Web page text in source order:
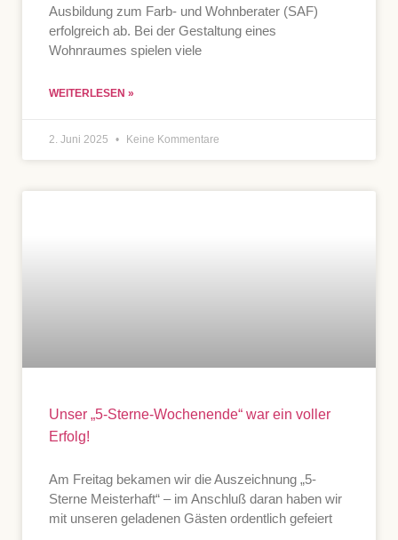
Ausbildung zum Farb- und Wohnberater (SAF)
erfolgreich ab. Bei der Gestaltung eines
Wohnraumes spielen viele
WEITERLESEN »
2. Juni 2025 Keine Kommentare
Unser „5-Sterne-Wochenende“ war ein voller
Erfolg!
Am Freitag bekamen wir die Auszeichnung „5-
Sterne Meisterhaft“ – im Anschluß daran haben wir
mit unseren geladenen Gästen ordentlich gefeiert